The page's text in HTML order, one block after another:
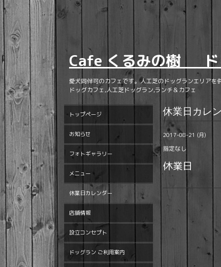
Cafe くるみの樹 ド
愛犬同伴可のカフェです。人工芝のドッグランエリア
ドッグカフェ,人工芝ドッグラン,ランチ＆カフェ
休業日カレ
2017-08-21 (月)
指定なし
休業日
トップページ
お知らせ
フォトギャラリー
メニュー
休業日カレンダー
店舗情報
設立コンセプト
ドッグラン ご利用案内